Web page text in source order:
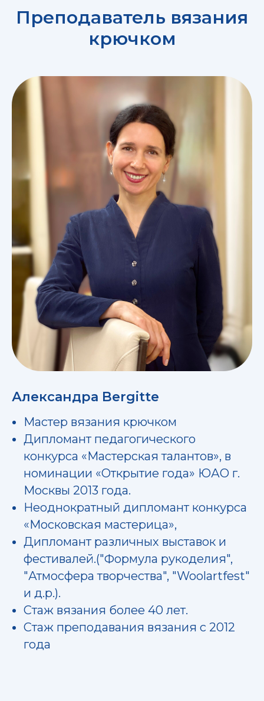
Преподаватель вязания
крючком
Александра Bergitte
Мастер вязания крючком
Дипломант педагогического
конкурса «Мастерская талантов», в
номинации «Открытие года» ЮАО г.
Москвы 2013 года.
Неоднократный дипломант конкурса
«Московская мастерица»,
Дипломант различных выставок и
фестивалей.("Формула рукоделия",
"Атмосфера творчества", "Woolartfest"
и д.р.).
Стаж вязания более 40 лет.
Стаж преподавания вязания с 2012
года